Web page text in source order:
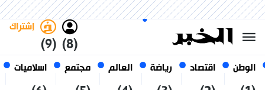
الوطن اقتصاد رياضة العالم مجتمع اسلاميات
(8)
إشتراك
(9)
07 أغسطس 2026
الجزائر